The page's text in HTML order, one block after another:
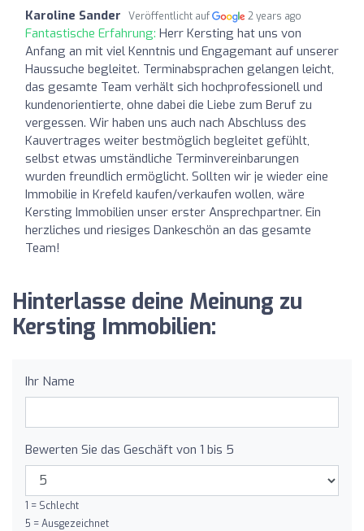
Karoline Sander Veröffentlicht auf 2 years ago
Fantastische Erfahrung: Herr Kersting hat uns von
Anfang an mit viel Kenntnis und Engagemant auf unserer
Haussuche begleitet. Terminabsprachen gelangen leicht,
das gesamte Team verhält sich hochprofessionell und
kundenorientierte, ohne dabei die Liebe zum Beruf zu
vergessen. Wir haben uns auch nach Abschluss des
Kauvertrages weiter bestmöglich begleitet gefühlt,
selbst etwas umständliche Terminvereinbarungen
wurden freundlich ermöglicht. Sollten wir je wieder eine
Immobilie in Krefeld kaufen/verkaufen wollen, wäre
Kersting Immobilien unser erster Ansprechpartner. Ein
herzliches und riesiges Dankeschön an das gesamte
Team!
Hinterlasse deine Meinung zu
Kersting Immobilien:
Ihr Name
Bewerten Sie das Geschäft von 1 bis 5
1 = Schlecht
5 = Ausgezeichnet